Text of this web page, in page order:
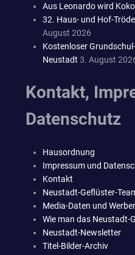
Aus Leonardo wird
32. Haus- und Hof-
August 2026
Kostenloser
Neustadt 3. August
Kontakt,
Datenschutz
Hausordnung
Impressum und
Kontakt
Neustadt-Geflüster-
Media-Daten und
Wie man das Neustadt-
Neustadt-Newsletter
Titel-Bilder-Archiv